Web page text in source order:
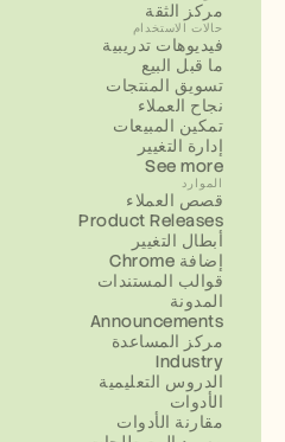
مركز الثقة
حالات الاستخدام
فيديوهات تدريبية
ما قبل البيع
تسويق المنتجات
نجاح العملاء
تمكين المبيعات
إدارة التغيير
See more
الموارد
قصص العملاء
Product Releases
أبطال التغيير
إضافة Chrome
قوالب المستندات
المدونة
Announcements
مركز المساعدة
Industry
الدروس التعليمية
الأدوات
مقارنة الأدوات